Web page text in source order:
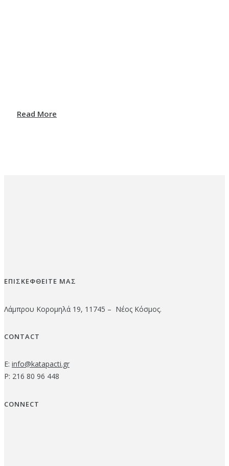
Read More
ΕΠΙΣΚΕΦΘΕΙΤΕ ΜΑΣ
Λάμπρου Κορομηλά 19, 11745 – Νέος Κόσμος.
CONTACT
E: info@katapacti.gr
P: 216 80 96 448
CONNECT